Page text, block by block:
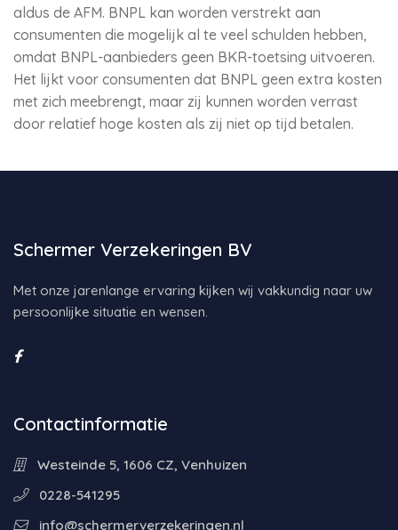
aldus de AFM. BNPL kan worden verstrekt aan
consumenten die mogelijk al te veel schulden hebben,
omdat BNPL-aanbieders geen BKR-toetsing uitvoeren.
Het lijkt voor consumenten dat BNPL geen extra kosten
met zich meebrengt, maar zij kunnen worden verrast
door relatief hoge kosten als zij niet op tijd betalen.
Schermer Verzekeringen BV
Met onze jarenlange ervaring kijken wij vakkundig naar uw
persoonlijke situatie en wensen.
Contactinformatie
Westeinde 5, 1606 CZ, Venhuizen
0228-541295
info@schermerverzekeringen.nl